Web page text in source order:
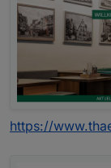
https://